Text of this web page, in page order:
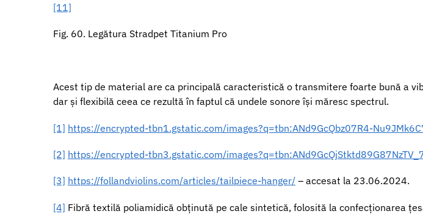
[11]
Fig. 60. Legătura Stradpet Titanium Pro
Acest tip de material are ca principală caracteristică o transmitere foarte bună a
dar și flexibilă ceea ce rezultă în faptul că undele sonore își măresc spectrul.
[1] https://encrypted-tbn1.gstatic.com/images?q=tbn:ANd9GcQbz07R4-
[2] https://encrypted-tbn3.gstatic.com/
[3] https://follandviolins.com/articles/tailpiece-hanger/ – accesat la 23.06.2024.
[4] Fibră textilă poliamidică obținută pe cale sintetică, folosită la confecționarea